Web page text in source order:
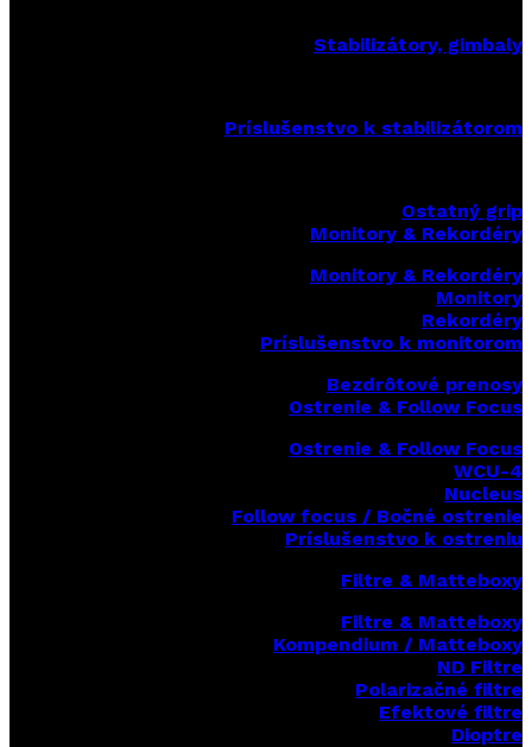
Stabilizátory, gimbaly
Príslušenstvo k stabilizátorom
Ostatný grip
Monitory & Rekordéry
Monitory & Rekordéry
Monitory
Rekordéry
Príslušenstvo k monitorom
Bezdrôtové prenosy
Ostrenie & Follow Focus
Ostrenie & Follow Focus
WCU-4
Nucleus
Follow focus / Bočné ostrenie
Príslušenstvo k ostreniu
Filtre & Matteboxy
Filtre & Matteboxy
Kompendium / Matteboxy
ND Filtre
Polarizačné filtre
Efektové filtre
Dioptre